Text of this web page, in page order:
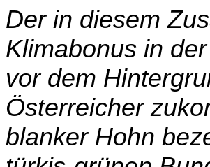
Der in diesem
Klimabonus in
vor dem
Österreicher
blanker Hohn